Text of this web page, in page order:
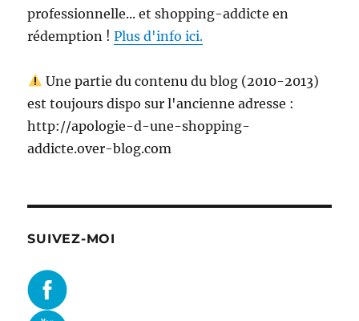
professionnelle... et shopping-addicte en
rédemption !Plus d'info ici.
Une partie du contenu du blog (2010-2013)
est toujours dispo sur l'ancienne adresse :
http://apologie-d-une-shopping-
addicte.over-blog.com
SUIVEZ-MOI